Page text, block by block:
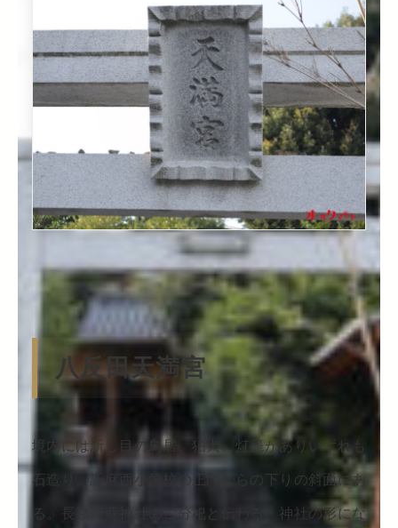
八反田天満宮
境内には新し目の鳥居、狛犬、灯籠がありいずれも
石造り。託麻西小学校の正門からの下りの斜面にあ
る。長嶺阿蘇神社のご分祀と伝わる。神社の形にな